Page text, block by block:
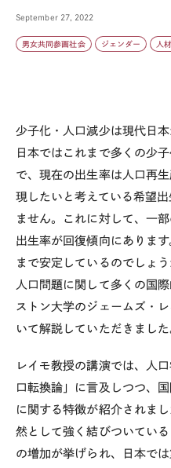
September 27, 2022
男女共同参画社会 ジェンダー 人
少子化・人口減少は現代日
日本ではこれまで多くの少
で、現在の出生率は人口再
現したいと考えている希望出
ません。これに対して、一
出生率が回復傾向にありま
まで安定しているのでしょ
人口問題に関して多くの国
ストン大学のジェームズ・
いて解説していただきました
レイモ教授の講演では、人
口転換論」に言及しつつ、
に関する特徴が紹介されま
然として強く結びついてい
の増加が挙げられ、日本で